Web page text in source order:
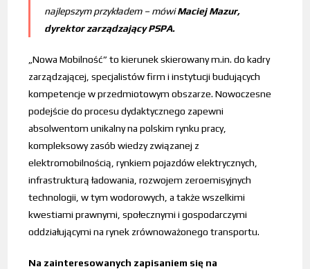
najlepszym przykładem– mówiMaciej Mazur,
dyrektor zarządzający PSPA.
„Nowa Mobilność” to kierunek skierowany m.in. do kadry
zarządzającej, specjalistów firm i instytucji budujących
kompetencje w przedmiotowym obszarze. Nowoczesne
podejście do procesu dydaktycznego zapewni
absolwentom unikalny na polskim rynku pracy,
kompleksowy zasób wiedzy związanej z
elektromobilnością, rynkiem pojazdów elektrycznych,
infrastrukturą ładowania, rozwojem zeroemisyjnych
technologii, w tym wodorowych, a także wszelkimi
kwestiami prawnymi, społecznymi i gospodarczymi
oddziałującymi na rynek zrównoważonego transportu.
Na zainteresowanych zapisaniem się na